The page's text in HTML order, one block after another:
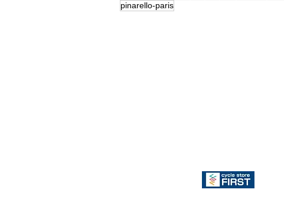
pinarello-paris